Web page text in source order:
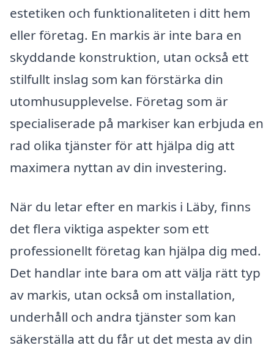
estetiken och funktionaliteten i ditt hem
eller företag. En markis är inte bara en
skyddande konstruktion, utan också ett
stilfullt inslag som kan förstärka din
utomhusupplevelse. Företag som är
specialiserade på markiser kan erbjuda en
rad olika tjänster för att hjälpa dig att
maximera nyttan av din investering.
När du letar efter en markis i Läby, finns
det flera viktiga aspekter som ett
professionellt företag kan hjälpa dig med.
Det handlar inte bara om att välja rätt typ
av markis, utan också om installation,
underhåll och andra tjänster som kan
säkerställa att du får ut det mesta av din